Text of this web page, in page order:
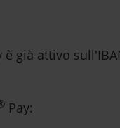
è già attivo
Pay: